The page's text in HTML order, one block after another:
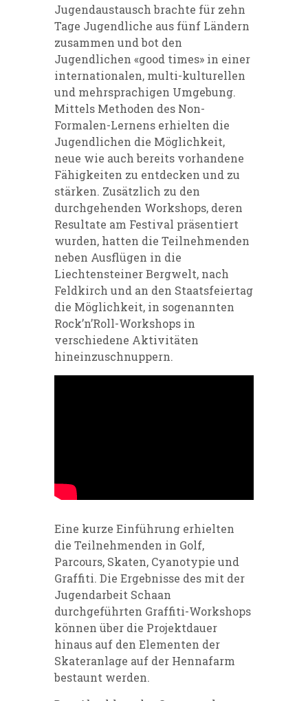
Jugendaustausch brachte für zehn
Tage Jugendliche aus fünf Ländern
zusammen und bot den
Jugendlichen «good times» in einer
internationalen, multi-kulturellen
und mehrsprachigen Umgebung.
Mittels Methoden des Non-
Formalen-Lernens erhielten die
Jugendlichen die Möglichkeit,
neue wie auch bereits vorhandene
Fähigkeiten zu entdecken und zu
stärken. Zusätzlich zu den
durchgehenden Workshops, deren
Resultate am Festival präsentiert
wurden, hatten die Teilnehmenden
neben Ausflügen in die
Liechtensteiner Bergwelt, nach
Feldkirch und an den Staatsfeiertag
die Möglichkeit, in sogenannten
Rock’n’Roll-Workshops in
verschiedene Aktivitäten
hineinzuschnuppern.
Eine kurze Einführung erhielten
die Teilnehmenden in Golf,
Parcours, Skaten, Cyanotypie und
Graffiti. Die Ergebnisse des mit der
Jugendarbeit Schaan
durchgeführten Graffiti-Workshops
können über die Projektdauer
hinaus auf den Elementen der
Skateranlage auf der Hennafarm
bestaunt werden.